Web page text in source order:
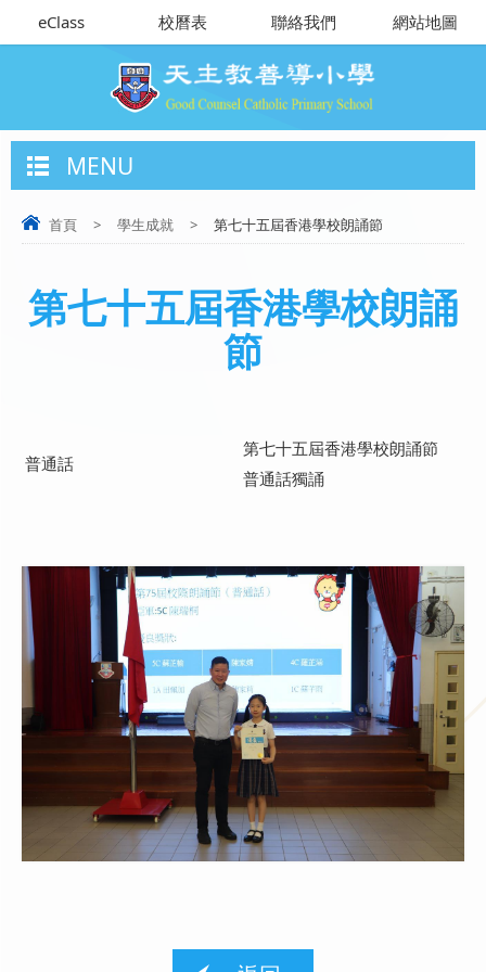
eClass 校曆表 聯絡我們 網站地圖
MENU
首頁 > 學生成就 > 第七十五屆香港學校朗誦節
第七十五屆香港學校朗誦
節
普通話
第七十五屆香港學校朗誦節
普通話獨誦